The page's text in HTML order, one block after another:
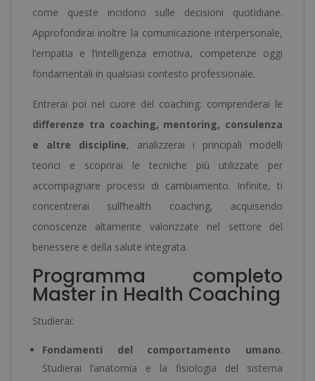
come queste incidono sulle decisioni quotidiane.
Approfondirai inoltre la comunicazione interpersonale,
l’empatia e l’intelligenza emotiva, competenze oggi
fondamentali in qualsiasi contesto professionale.
Entrerai poi nel cuore del coaching: comprenderai le
differenze tra coaching, mentoring, consulenza
e altre discipline, analizzerai i principali modelli
teorici e scoprirai le tecniche più utilizzate per
accompagnare processi di cambiamento. Infinite, ti
concentrerai sull’health coaching, acquisendo
conoscenze altamente valorizzate nel settore del
benessere e della salute integrata.
Programma completo
Master in Health Coaching
Studierai:
Fondamenti del comportamento umano.
Studierai l’anatomia e la fisiologia del sistema